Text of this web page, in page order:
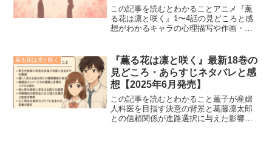
この記事を読むとわかることアニメ『薫
る花は凛と咲く』1〜4話の見どころと感
想がわかるキャラの心理描写や作画・演
見えるアニメ『薫る花は凛と咲く』の第1
話から第4話までを視聴...
薫る花は凛と咲く
『薫る花は凛と咲く』最新18巻の
見どころ・あらすじネタバレと感
想【2025年6月発売】
この記事を読むとわかること薫子が産婦
人科医を目指す決意の背景と葛藤凛太郎
との信頼関係が進路選択に与えた影響卒